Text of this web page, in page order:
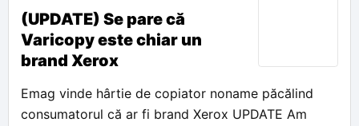
(UPDATE) Se pare că
Varicopy este chiar un
brand Xerox
Emag vinde hârtie de copiator noname păcălind
consumatorul că ar fi brand Xerox UPDATE Am